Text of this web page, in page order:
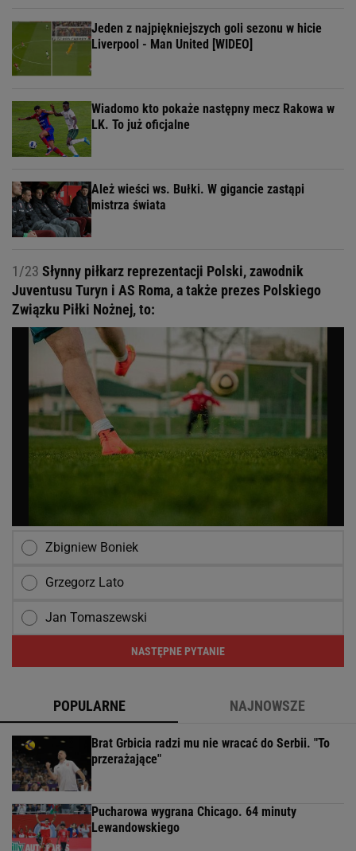
Jeden z najpiękniejszych goli sezonu w hicie
Liverpool - Man United [WIDEO]
Wiadomo kto pokaże następny mecz Rakowa w
LK. To już oficjalne
Ależ wieści ws. Bułki. W gigancie zastąpi
mistrza świata
1/23 Słynny piłkarz reprezentacji Polski, zawodnik
Juventusu Turyn i AS Roma, a także prezes Polskiego
Związku Piłki Nożnej, to:
Zbigniew Boniek
Grzegorz Lato
Jan Tomaszewski
NASTĘPNE PYTANIE
POPULARNE NAJNOWSZE
Brat Grbicia radzi mu nie wracać do Serbii. "To
przerażające"
Pucharowa wygrana Chicago. 64 minuty
Lewandowskiego